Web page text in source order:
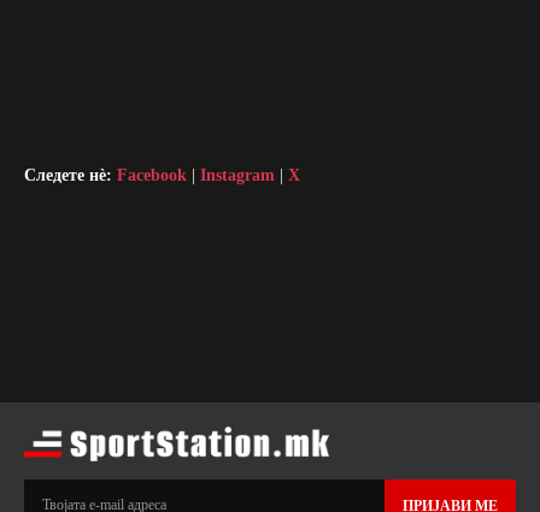
Следете нè: Facebook Instagram X
ПРИЈАВИ МЕ